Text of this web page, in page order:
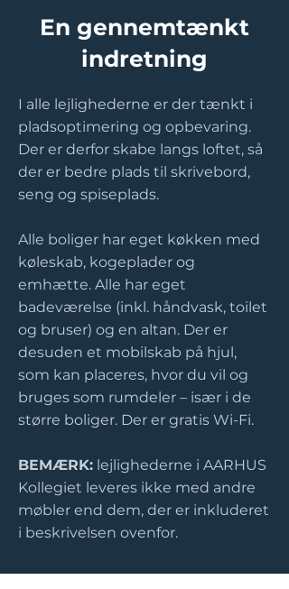
En gennemtænkt
indretning
I alle lejlighederne er der tænkt i
pladsoptimering og opbevaring.
Der er derfor skabe langs loftet, så
der er bedre plads til skrivebord,
seng og spiseplads.
Alle boliger har eget køkken med
køleskab, kogeplader og
emhætte. Alle har eget
badeværelse (inkl. håndvask, toilet
og bruser) og en altan. Der er
desuden et mobilskab på hjul,
som kan placeres, hvor du vil og
bruges som rumdeler – især i de
større boliger. Der er gratis Wi-Fi.
BEMÆRK: lejlighederne i AARHUS
Kollegiet leveres ikke med andre
møbler end dem, der er inkluderet
i beskrivelsen ovenfor.